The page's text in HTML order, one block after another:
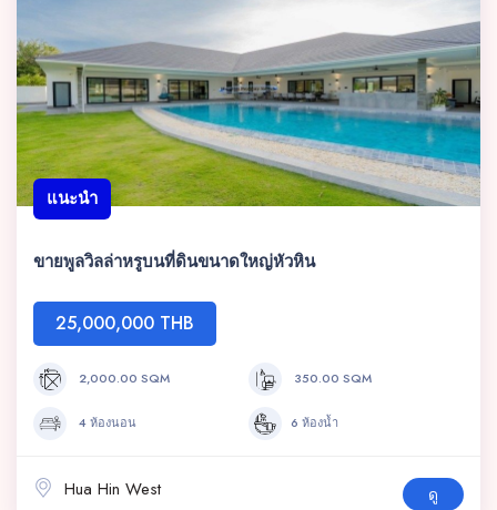
แนะนำ
ขายพูลวิลล่าหรูบนที่ดินขนาดใหญ่หัวหิน
25,000,000 THB
2,000.00 SQM 350.00 SQM
4 ห้องนอน 6 ห้องน้ำ
Hua Hin West ดู